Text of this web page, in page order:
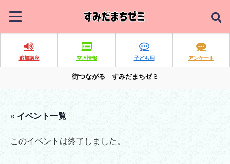
追加講座 空き情報 子ども用 アンケート
街つながる すみだまちゼミ
« イベント一覧
このイベントは終了しました。